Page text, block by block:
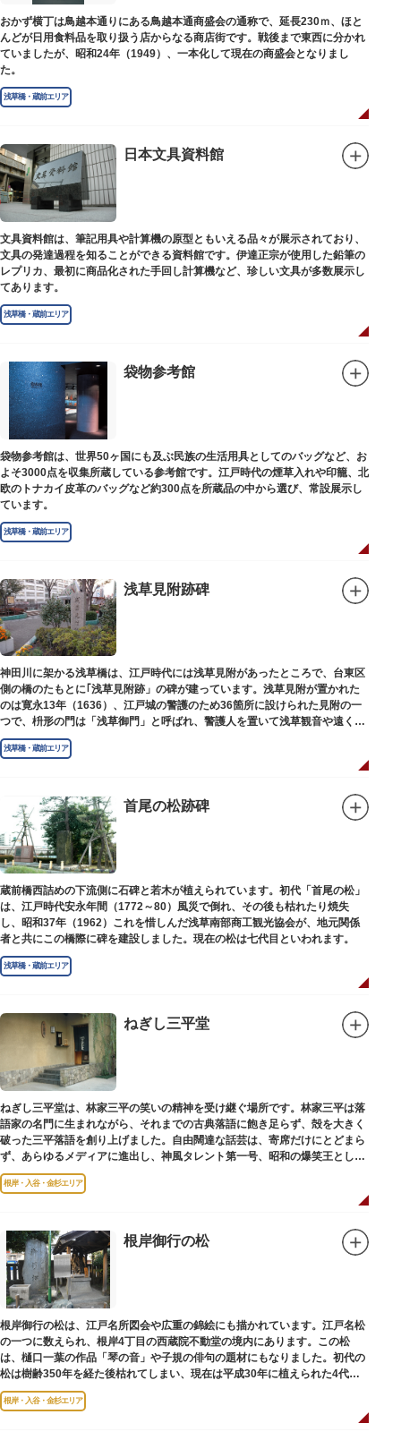
おかず横丁は鳥越本通りにある鳥越本通商盛会の通称で、延長230ｍ、ほと
んどが日用食料品を取り扱う店からなる商店街です。戦後まで東西に分かれ
ていましたが、昭和24年（1949）、一本化して現在の商盛会となりまし
た。
浅草橋・蔵前エリア
日本文具資料館
文具資料館は、筆記用具や計算機の原型ともいえる品々が展示されており、
文具の発達過程を知ることができる資料館です。伊達正宗が使用した鉛筆の
レプリカ、最初に商品化された手回し計算機など、珍しい文具が多数展示し
てあります。
浅草橋・蔵前エリア
袋物参考館
袋物参考館は、世界50ヶ国にも及ぶ民族の生活用具としてのバッグなど、お
よそ3000点を収集所蔵している参考館です。江戸時代の煙草入れや印籠、北
欧のトナカイ皮革のバッグなど約300点を所蔵品の中から選び、常設展示し
ています。
浅草橋・蔵前エリア
浅草見附跡碑
神田川に架かる浅草橋は、江戸時代には浅草見附があったところで、台東区
側の橋のたもとに｢浅草見附跡」の碑が建っています。浅草見附が置かれた
のは寛永13年（1636）、江戸城の警護のため36箇所に設けられた見附の一
つで、枡形の門は「浅草御門」と呼ばれ、警護人を置いて浅草観音や遠くは
奥州へ往来する人々を取り締まりました。
浅草橋・蔵前エリア
首尾の松跡碑
蔵前橋西詰めの下流側に石碑と若木が植えられています。初代「首尾の松」
は、江戸時代安永年間（1772～80）風災で倒れ、その後も枯れたり焼失
し、昭和37年（1962）これを惜しんだ浅草南部商工観光協会が、地元関係
者と共にこの橋際に碑を建設しました。現在の松は七代目といわれます。
浅草橋・蔵前エリア
ねぎし三平堂
ねぎし三平堂は、林家三平の笑いの精神を受け継ぐ場所です。林家三平は落
語家の名門に生まれながら、それまでの古典落語に飽き足らず、殻を大きく
破った三平落語を創り上げました。自由闊達な話芸は、寄席だけにとどまら
ず、あらゆるメディアに進出し、神風タレント第一号、昭和の爆笑王とし
て、いつまでも日本人の心に残っています。
根岸・入谷・金杉エリア
根岸御行の松
根岸御行の松は、江戸名所図会や広重の錦絵にも描かれています。江戸名松
の一つに数えられ、根岸4丁目の西蔵院不動堂の境内にあります。この松
は、樋口一葉の作品「琴の音」や子規の俳句の題材にもなりました。初代の
松は樹齢350年を経た後枯れてしまい、現在は平成30年に植えられた4代目
の松になります。
根岸・入谷・金杉エリア